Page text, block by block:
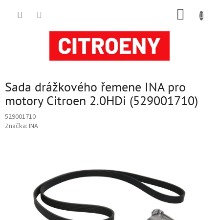
Sada drážkového řemene INA pro
motory Citroen 2.0HDi (529001710)
529001710
Značka: INA